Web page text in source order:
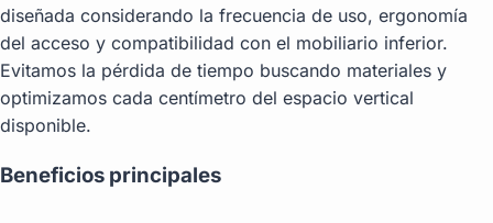
diseñada considerando la frecuencia de uso, ergonomía
del acceso y compatibilidad con el mobiliario inferior.
Evitamos la pérdida de tiempo buscando materiales y
optimizamos cada centímetro del espacio vertical
disponible.
Beneficios principales